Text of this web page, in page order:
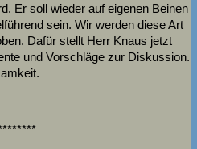
Er soll wieder auf eigenen Beinen
sein. Wir werden diese Art
Dafür stellt Herr Knaus jetzt
und Vorschläge zur Diskussion.